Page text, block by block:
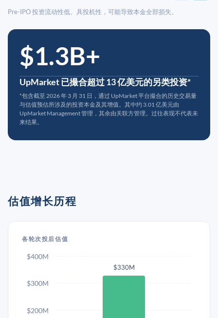
Pre-IPO 投资流动性低、具投机性，可能导致本金全部损失。
$1.3B+
UpMarket 已撮合超过 13 亿美元的另类投资*
*包含截至 2026 年 3 月 31 日，通过 UpMarket 平台撮合的历史交易量
与估值预估所涉及的投资本金及其增值。其中约 3.01 亿美元由
UpMarket Management 管理，其余由关联方管理。过往表现不代表未
来结果。
估值增长历程
各轮次投后估值
$330M
$200M
$300M
$400M